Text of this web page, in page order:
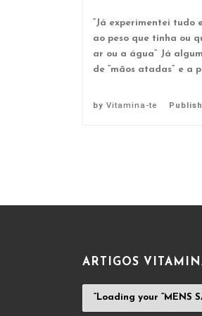
“Já experimentei tudo
ao peso que tinha ou
ar ou a água” Já
de “mãos atadas” e a
by Vitamina-te
ARTIGOS
VITAMINADOS